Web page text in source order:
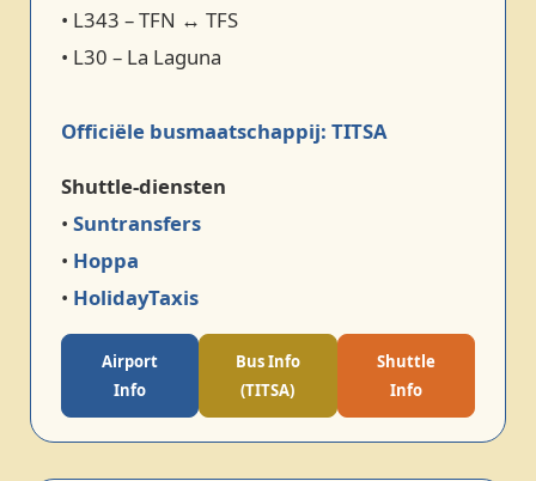
• L343 – TFN ↔ TFS
• L30 – La Laguna
Officiële busmaatschappij: TITSA
Shuttle‑diensten
• Suntransfers
• Hoppa
• HolidayTaxis
Airport
Info
Bus Info
(TITSA)
Shuttle
Info